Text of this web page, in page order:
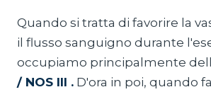
Quando si tratta di favorire la
il flusso sanguigno durante
occupiamo principalmente
/ NOS III . D'ora in poi, quando